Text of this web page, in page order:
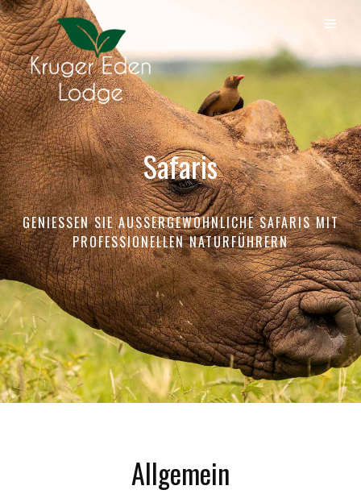
Safaris
GENIESSEN SIE AUSSERGEWÖHNLICHE SAFARIS MIT PR
OFESSIONELLEN NATURFÜHRERN
Allgemein